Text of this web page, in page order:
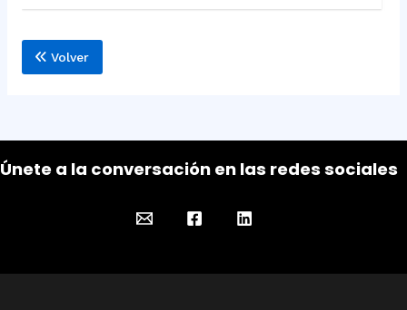
Volver
Únete a la conversación en las redes sociales